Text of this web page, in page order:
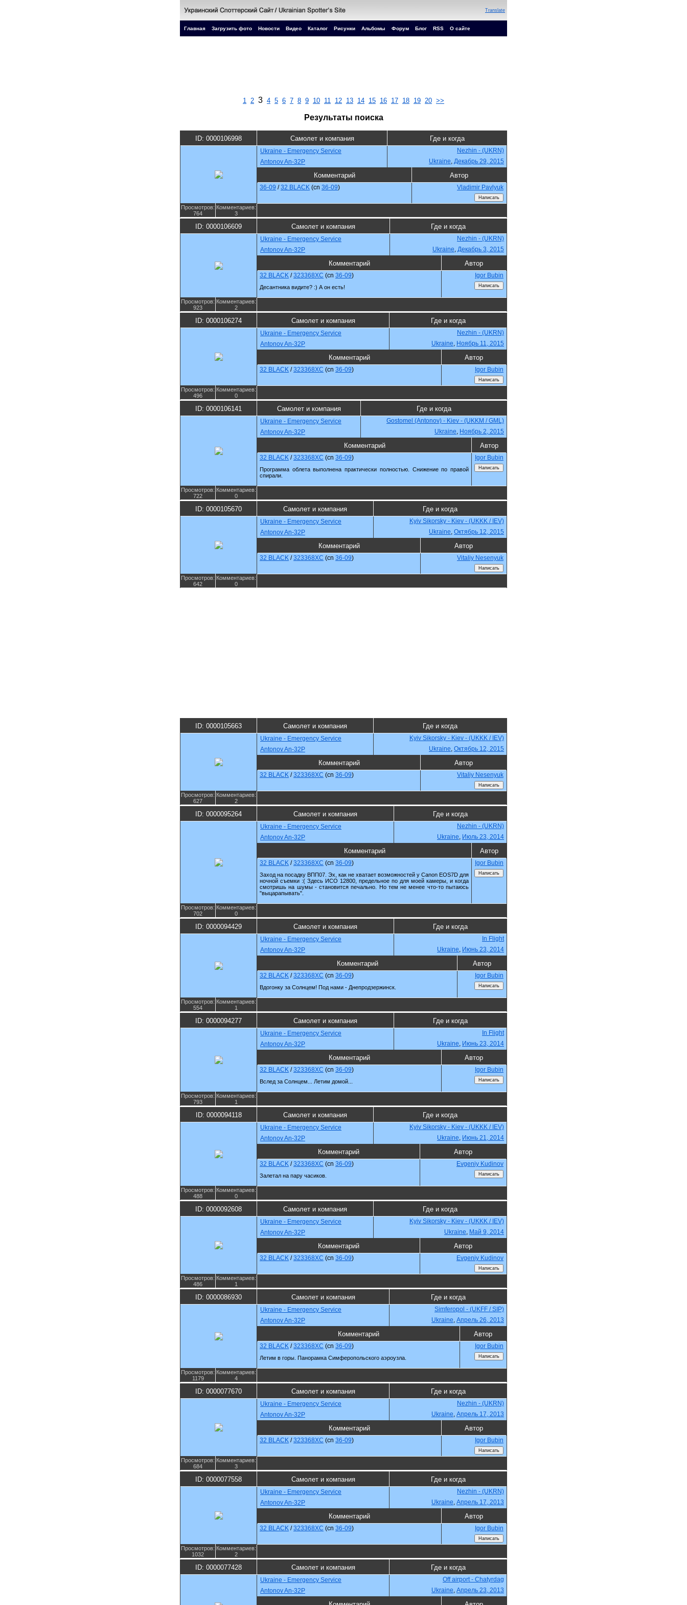
Translate
Главная Загрузить фото Новости Видео Каталог Рисунки Альбомы Форум Блог RSS О сайте
1 2 3 4 5 6 7 8 9 10 11 12 13 14 15 16 17 18 19 20 >>
Результаты поиска
ID: 0000106998 Самолет и компания Где и когда
Ukraine - Emergency Service
Nezhin - (UKRN)
Antonov An-32P
Ukraine, Декабрь 29, 2015
Комментарий Автор
36-09 /32 BLACK (cn 36-09) Vladimir Pavlyuk
Просмотров:
764
Комментариев:
3
ID: 0000106609 Самолет и компания Где и когда
Ukraine - Emergency Service
Nezhin - (UKRN)
Antonov An-32P
Ukraine, Декабрь 3, 2015
Комментарий Автор
32 BLACK /323368XC (cn 36-09)
Десантника видите? :) А он есть!
Igor Bubin
Просмотров:
923
Комментариев:
2
ID: 0000106274 Самолет и компания Где и когда
Ukraine - Emergency Service
Nezhin - (UKRN)
Antonov An-32P
Ukraine, Ноябрь 11, 2015
Комментарий Автор
32 BLACK /323368XC (cn 36-09) Igor Bubin
Просмотров:
496
Комментариев:
0
ID: 0000106141 Самолет и компания Где и когда
Ukraine - Emergency Service
Gostomel (Antonov) - Kiev - (UKKM / GML)
Antonov An-32P
Ukraine, Ноябрь 2, 2015
Комментарий Автор
32 BLACK /323368XC (cn 36-09)
Программа облета выполнена практически полностью. Снижение по правой
спирали.
Igor Bubin
Просмотров:
722
Комментариев:
0
ID: 0000105670 Самолет и компания Где и когда
Ukraine - Emergency Service
Kyiv Sikorsky - Kiev - (UKKK / IEV)
Antonov An-32P
Ukraine, Октябрь 12, 2015
Комментарий Автор
32 BLACK /323368XC (cn 36-09) Vitaliy Nesenyuk
Просмотров:
642
Комментариев:
0
ID: 0000105663 Самолет и компания Где и когда
Ukraine - Emergency Service
Kyiv Sikorsky - Kiev - (UKKK / IEV)
Antonov An-32P
Ukraine, Октябрь 12, 2015
Комментарий Автор
32 BLACK /323368XC (cn 36-09) Vitaliy Nesenyuk
Просмотров:
627
Комментариев:
2
ID: 0000095264 Самолет и компания Где и когда
Ukraine - Emergency Service
Nezhin - (UKRN)
Antonov An-32P
Ukraine, Июль 23, 2014
Комментарий Автор
32 BLACK /323368XC (cn 36-09)
Заход на посадку ВПП07. Эх, как не хватает возможностей у Canon EOS7D для
ночной съемки :( Здесь ИСО 12800, предельное по для моей камеры, и когда
смотришь на шумы - становится печально. Но тем не менее что-то пытаюсь
"выцарапывать".
Igor Bubin
Просмотров:
702
Комментариев:
0
ID: 0000094429 Самолет и компания Где и когда
Ukraine - Emergency Service
In Flight
Antonov An-32P
Ukraine, Июнь 23, 2014
Комментарий Автор
32 BLACK /323368XC (cn 36-09)
Вдогонку за Солнцем! Под нами - Днепродзержинск.
Igor Bubin
Просмотров:
554
Комментариев:
1
ID: 0000094277 Самолет и компания Где и когда
Ukraine - Emergency Service
In Flight
Antonov An-32P
Ukraine, Июнь 23, 2014
Комментарий Автор
32 BLACK /323368XC (cn 36-09)
Вслед за Солнцем... Летим домой...
Igor Bubin
Просмотров:
793
Комментариев:
1
ID: 0000094118 Самолет и компания Где и когда
Ukraine - Emergency Service
Kyiv Sikorsky - Kiev - (UKKK / IEV)
Antonov An-32P
Ukraine, Июнь 21, 2014
Комментарий Автор
32 BLACK /323368XC (cn 36-09)
Залетал на пару часиков.
Evgeniy Kudinov
Просмотров:
488
Комментариев:
0
ID: 0000092608 Самолет и компания Где и когда
Ukraine - Emergency Service
Kyiv Sikorsky - Kiev - (UKKK / IEV)
Antonov An-32P
Ukraine, Май 9, 2014
Комментарий Автор
32 BLACK /323368XC (cn 36-09) Evgeniy Kudinov
Просмотров:
486
Комментариев:
1
ID: 0000086930 Самолет и компания Где и когда
Ukraine - Emergency Service
Simferopol - (UKFF / SIP)
Antonov An-32P
Ukraine, Апрель 26, 2013
Комментарий Автор
32 BLACK /323368XC (cn 36-09)
Летим в горы. Панорамка Симферопольского аэроузла.
Igor Bubin
Просмотров:
1179
Комментариев:
4
ID: 0000077670 Самолет и компания Где и когда
Ukraine - Emergency Service
Nezhin - (UKRN)
Antonov An-32P
Ukraine, Апрель 17, 2013
Комментарий Автор
32 BLACK /323368XC (cn 36-09) Igor Bubin
Просмотров:
684
Комментариев:
3
ID: 0000077558 Самолет и компания Где и когда
Ukraine - Emergency Service
Nezhin - (UKRN)
Antonov An-32P
Ukraine, Апрель 17, 2013
Комментарий Автор
32 BLACK /323368XC (cn 36-09) Igor Bubin
Просмотров:
1032
Комментариев:
2
ID: 0000077428 Самолет и компания Где и когда
Ukraine - Emergency Service
Off airport - Chatyrdag
Antonov An-32P
Ukraine, Апрель 23, 2013